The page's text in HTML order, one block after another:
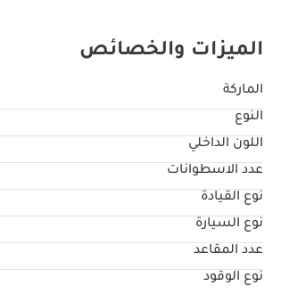
الميزات والخصائص
الماركة
النوع
اللون الداخلي
عدد الاسطوانات
نوع القيادة
نوع السيارة
عدد المقاعد
نوع الوقود